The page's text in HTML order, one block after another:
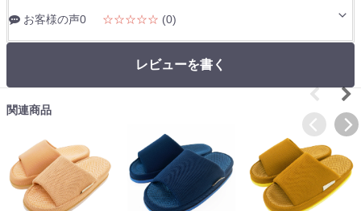
お客様の声0 ☆☆☆☆☆ (0)
レビューを書く
関連商品